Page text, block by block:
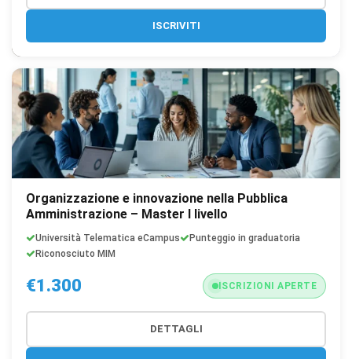
ISCRIVITI
Organizzazione e innovazione nella Pubblica
Amministrazione – Master I livello
Università Telematica eCampus
Punteggio in graduatoria
Riconosciuto MIM
€1.300 ISCRIZIONI APERTE
DETTAGLI